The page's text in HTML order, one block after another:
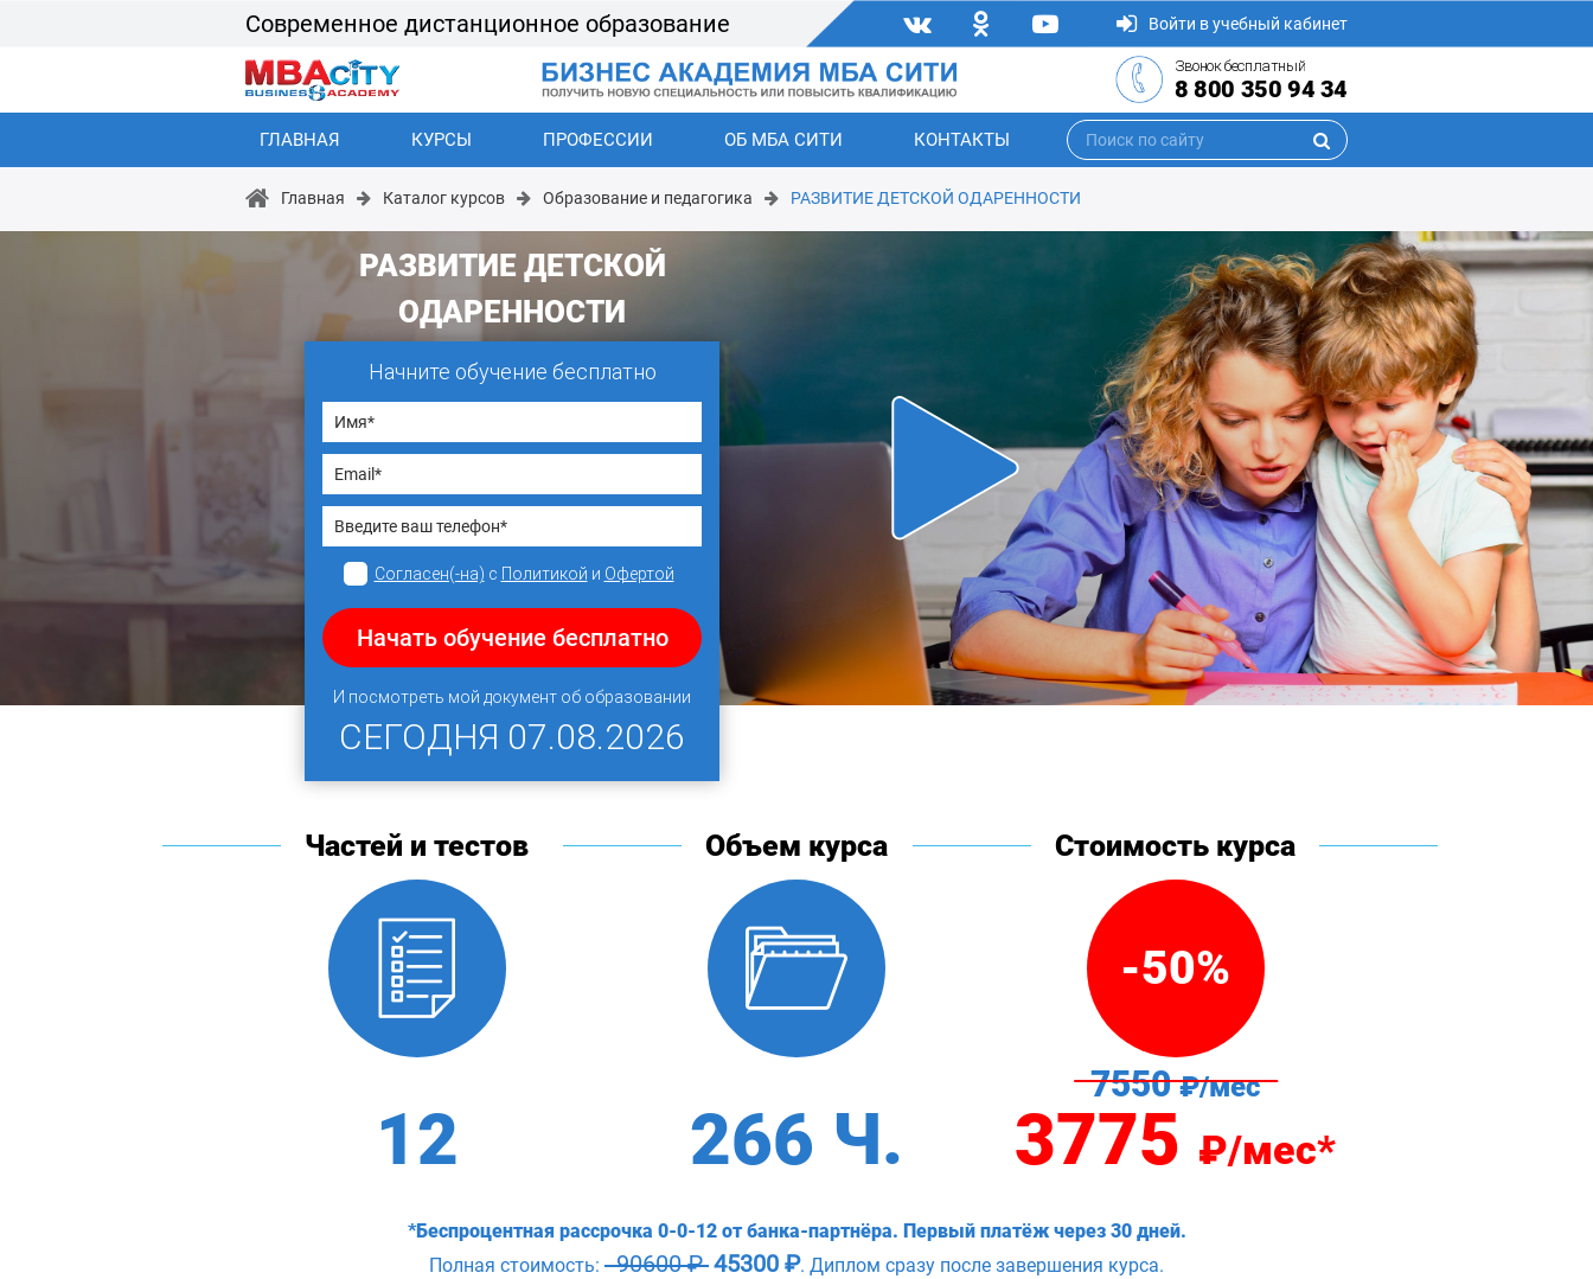
Современное дистанционное образование Войти в учебный кабинет
Звонок бесплатный
8 800 350 94 34
ГЛАВНАЯ КУРСЫ ПРОФЕССИИ ОБ МБА СИТИ КОНТАКТЫ
Главная Каталог курсов Образование и педагогика РАЗВИТИЕ ДЕТСКОЙ ОДАРЕННОСТИ
РАЗВИТИЕ ДЕТСКОЙ
ОДАРЕННОСТИ
Начните обучение бесплатно
Согласен(-на) с Политикой и Офертой
Начать обучение бесплатно
И посмотреть мой документ об образовании
СЕГОДНЯ 07.08.2026
Частей и тестов
12
Объем курса
266 Ч.
Стоимость курса
-50%
7550₽/мес
3775 ₽/мес*
*Беспроцентная рассрочка 0-0-12 от банка-партнёра. Первый платёж через 30 дней.
Полная стоимость: 90600 ₽45300 ₽. Диплом сразу после завершения курса.